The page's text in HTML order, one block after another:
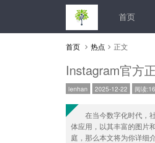
首页
首页 热点 正文
Instagram官方
lenhan 2025-12-22 阅读
在当今数字化时代，
体应用，以其丰富的图片
庭，那么本文将为你详细